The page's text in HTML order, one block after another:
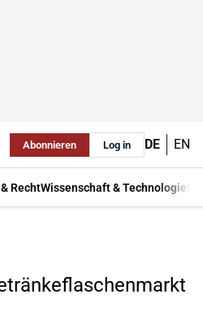
Abonnieren Log in DE EN
RechtWissenschaft & Technologie